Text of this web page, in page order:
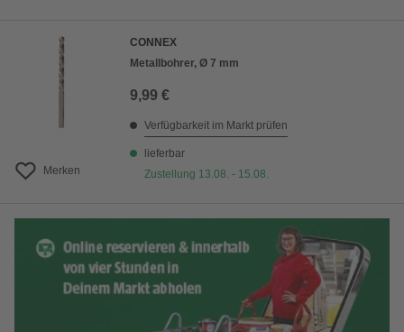
Merken
CONNEX
Metallbohrer, Ø 7 mm
9,99 €
Verfügbarkeit im Markt prüfen
lieferbar
Zustellung 13.08. - 15.08.